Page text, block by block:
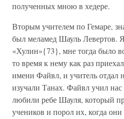
полученных мною в хедере.
Вторым учителем по Гемаре,
был меламед Шауль Левертов.
«Хулин»{73}, мне тогда было
то время к нему как раз
имени Файвл, и учитель отдал
изучали Танах. Файвл учил
любили ребе Шауля, который
учеников и порол их, когда